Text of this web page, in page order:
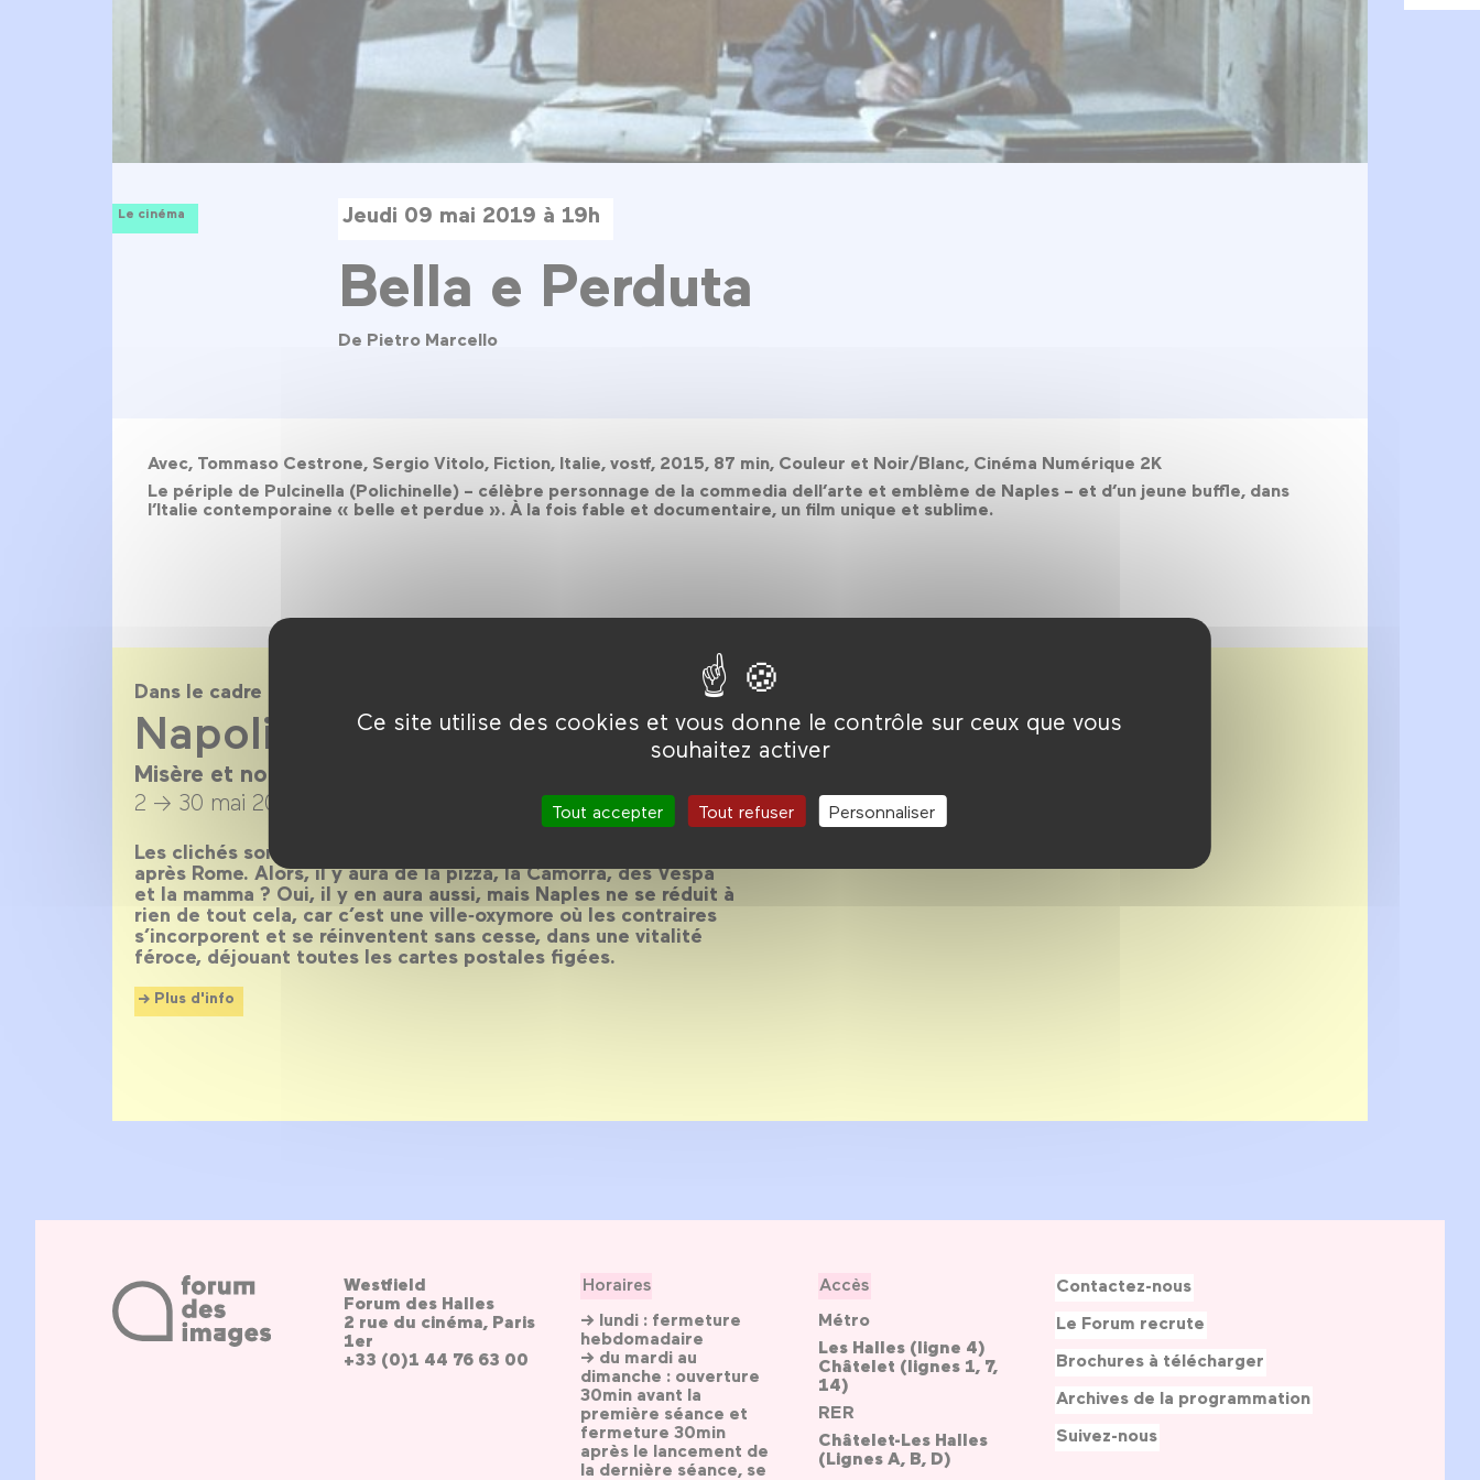
Ce site utilise des cookies et vous donne le contrôle sur ceux que vous
souhaitez activer
Tout accepter Tout refuser Personnaliser
Le cinéma Jeudi 09 mai 2019 à 19h
Bella e Perduta
De Pietro Marcello
Avec, Tommaso Cestrone, Sergio Vitolo, Fiction, Italie, vostf, 2015, 87 min, Couleur et Noir/Blanc, Cinéma Numérique 2K
Le périple de Pulcinella (Polichinelle) – célèbre personnage de la commedia dell’arte et emblème de Naples – et d’un jeune buffle, dans
l’Italie contemporaine « belle et perdue ». À la fois fable et documentaire, un film unique et sublime.
Dans le cadre de
Napoli !
Misère et noblesse en 30 films
2 → 30 mai 2019
Les clichés sont légion sur Naples, la ville la plus filmée d’Italie
après Rome. Alors, il y aura de la pizza, la Camorra, des Vespa
et la mamma ? Oui, il y en aura aussi, mais Naples ne se réduit à
rien de tout cela, car c’est une ville‑oxymore où les contraires
s’incorporent et se réinventent sans cesse, dans une vitalité
féroce, déjouant toutes les cartes postales figées.
Plus d'info
Westfield
Forum des Halles
2 rue du cinéma, Paris
1er
+33 (0)1 44 76 63 00
Horaires
→ lundi : fermeture
hebdomadaire
→ du mardi au
dimanche : ouverture
30min avant la
première séance et
fermeture 30min
après le lancement de
la dernière séance, se
Accès
Métro
Les Halles (ligne 4)
Châtelet (lignes 1, 7,
14)
RER
Châtelet-Les Halles
(Lignes A, B, D)
Contactez-nous
Le Forum recrute
Brochures à télécharger
Archives de la programmation
Suivez-nous